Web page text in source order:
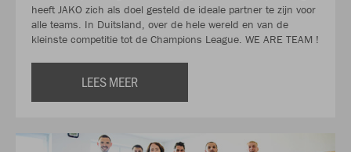
heeft JAKO zich als doel gesteld de ideale partner te zijn voor
alle teams. In Duitsland, over de hele wereld en van de
kleinste competitie tot de Champions League. WE ARE TEAM !
LEES MEER